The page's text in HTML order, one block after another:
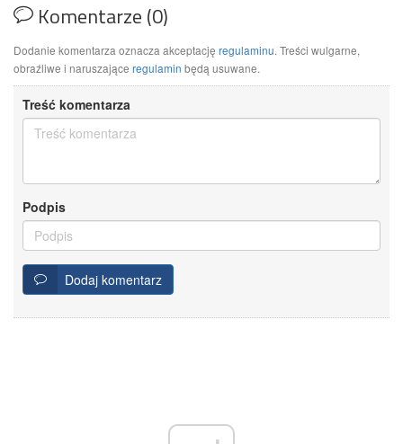
Komentarze (0)
Dodanie komentarza oznacza akceptację regulaminu. Treści wulgarne,
obraźliwe i naruszające regulamin będą usuwane.
Treść komentarza
Podpis
Dodaj komentarz